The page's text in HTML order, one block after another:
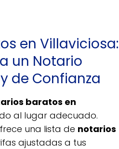
en Villaviciosa:
un Notario
de Confianza
baratos en
al lugar adecuado.
una lista de notarios
ajustadas a tus